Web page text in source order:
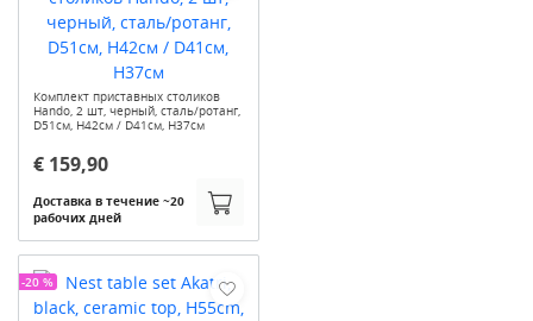
Комплект приставных столиков
Hando, 2 шт, черный, сталь/ротанг,
D51см, H42см / D41см, H37см
€ 159,90
Доставка в течение ~20
рабочих дней
-20 %